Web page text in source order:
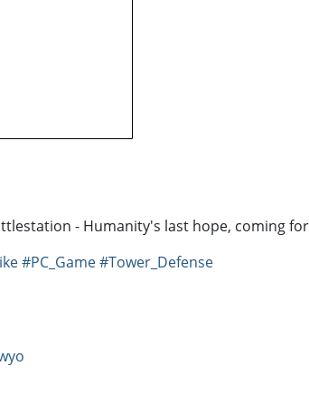
- Humanity's last hope, coming
#PC_Game#Tower_Defense